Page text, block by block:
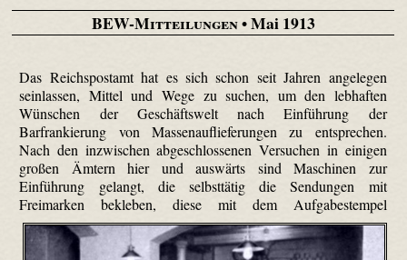
BEW-Mitteilungen• Mai 1913
Das Reichspostamt hat es sich schon seit Jahren angelegen
seinlassen, Mittel und Wege zu suchen, um den lebhaften
Wünschen der Geschäftswelt nach Einführung der
Barfrankierung von Massen­aufliefe­rungen zu entsprechen.
Nach den inzwischen abgeschlossenen Versuchen in einigen
großen Ämtern hier und auswärts sind Maschinen zur
Einführung gelangt, die selbsttätig die Sendungen mit
Freimarken bekleben,diese mit dem Aufgabestempel